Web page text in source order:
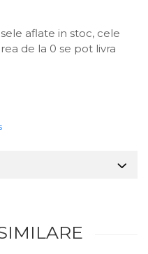
aflate in stoc, cele
de la 0 se pot livra